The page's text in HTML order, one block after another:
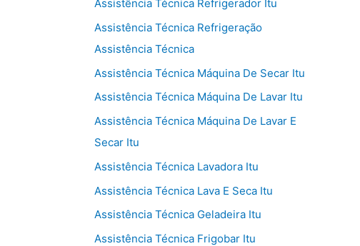
Assistência Técnica Refrigerador Itu
Assistência Técnica Refrigeração
Assistência Técnica
Assistência Técnica Máquina De Secar Itu
Assistência Técnica Máquina De Lavar Itu
Assistência Técnica Máquina De Lavar E
Secar Itu
Assistência Técnica Lavadora Itu
Assistência Técnica Lava E Seca Itu
Assistência Técnica Geladeira Itu
Assistência Técnica Frigobar Itu